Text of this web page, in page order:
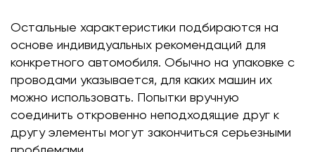
Остальные характеристики подбираются на
основе индивидуальных рекомендаций для
конкретного автомобиля. Обычно на упаковке с
проводами указывается, для каких машин их
можно использовать. Попытки вручную
соединить откровенно неподходящие друг к
другу элементы могут закончиться серьезными